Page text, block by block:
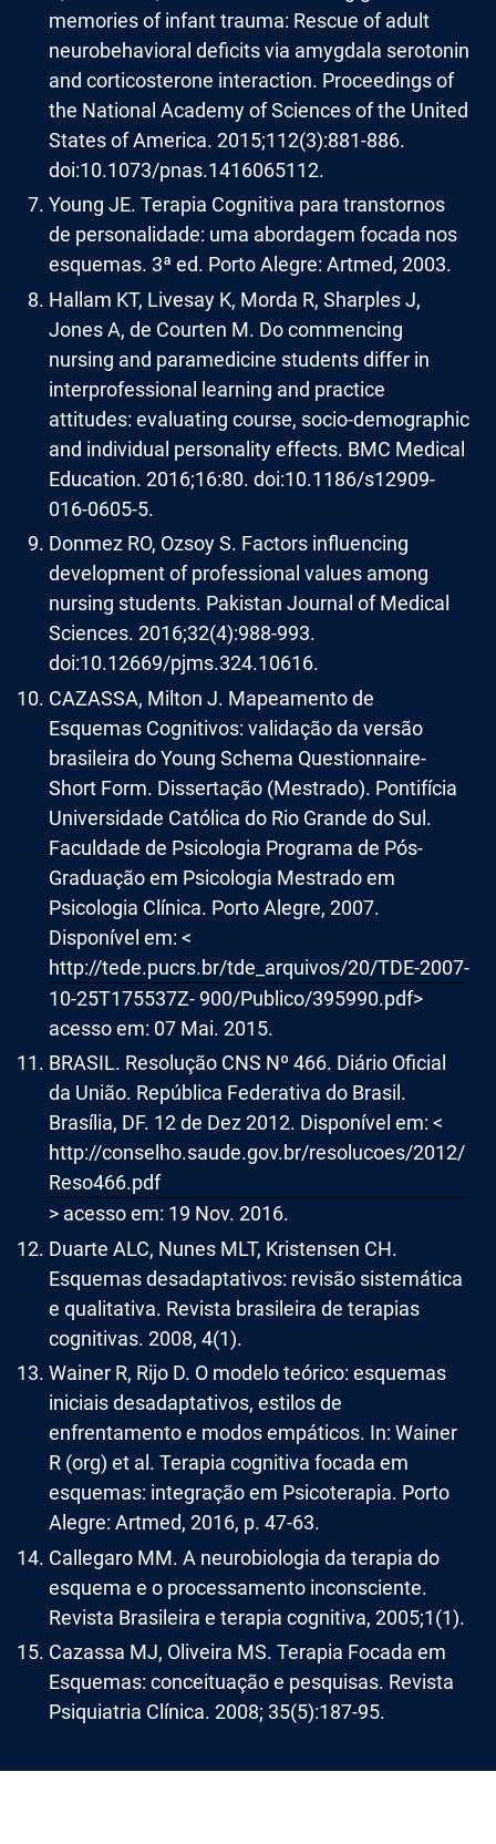
memories of infant trauma: Rescue of adult
neurobehavioral deficits via amygdala serotonin
and corticosterone interaction. Proceedings of
the National Academy of Sciences of the United
States of America. 2015;112(3):881-886.
doi:10.1073/pnas.1416065112.
Young JE. Terapia Cognitiva para transtornos
de personalidade: uma abordagem focada nos
esquemas. 3ª ed. Porto Alegre: Artmed, 2003.
Hallam KT, Livesay K, Morda R, Sharples J,
Jones A, de Courten M. Do commencing
nursing and paramedicine students differ in
interprofessional learning and practice
attitudes: evaluating course, socio-demographic
and individual personality effects. BMC Medical
Education. 2016;16:80. doi:10.1186/s12909-
016-0605-5.
Donmez RO, Ozsoy S. Factors influencing
development of professional values among
nursing students. Pakistan Journal of Medical
Sciences. 2016;32(4):988-993.
doi:10.12669/pjms.324.10616.
CAZASSA, Milton J. Mapeamento de
Esquemas Cognitivos: validação da versão
brasileira do Young Schema Questionnaire-
Short Form. Dissertação (Mestrado). Pontifícia
Universidade Católica do Rio Grande do Sul.
Faculdade de Psicologia Programa de Pós-
Graduação em Psicologia Mestrado em
Psicologia Clínica. Porto Alegre, 2007.
Disponível em: <
http://tede.pucrs.br/tde_arquivos/20/TDE-2007-
10-25T175537Z- 900/Publico/395990.pdf>
acesso em: 07 Mai. 2015.
BRASIL. Resolução CNS Nº 466. Diário Oficial
da União. República Federativa do Brasil.
Brasília, DF. 12 de Dez 2012. Disponível em: <
http://conselho.saude.gov.br/resolucoes/2012/
Reso466.pdf
> acesso em: 19 Nov. 2016.
Duarte ALC, Nunes MLT, Kristensen CH.
Esquemas desadaptativos: revisão sistemática
e qualitativa. Revista brasileira de terapias
cognitivas. 2008, 4(1).
Wainer R, Rijo D. O modelo teórico: esquemas
iniciais desadaptativos, estilos de
enfrentamento e modos empáticos. In: Wainer
R (org) et al. Terapia cognitiva focada em
esquemas: integração em Psicoterapia. Porto
Alegre: Artmed, 2016, p. 47-63.
Callegaro MM. A neurobiologia da terapia do
esquema e o processamento inconsciente.
Revista Brasileira e terapia cognitiva, 2005;1(1).
Cazassa MJ, Oliveira MS. Terapia Focada em
Esquemas: conceituação e pesquisas. Revista
Psiquiatria Clínica. 2008; 35(5):187-95.